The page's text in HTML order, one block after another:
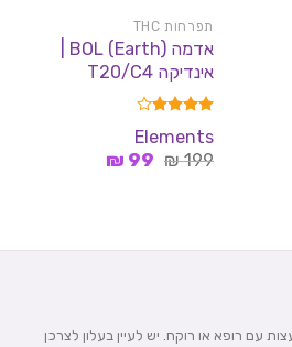
תפרחות THC
אינדיקה T20/C4
דורג
מתוך 5
Elements
199
₪ המחיר
99
₪המחיר
עם רופא או רוקח. יש לעיין בעלון לצרכן